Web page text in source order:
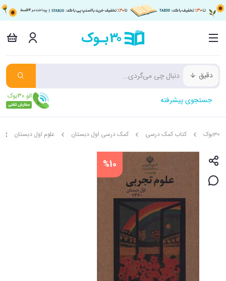
دقیق
جستجوی پیشرفته
30بوک کتاب کمک درسی کمک درسی اول دبستان علوم اول دبستان
%10